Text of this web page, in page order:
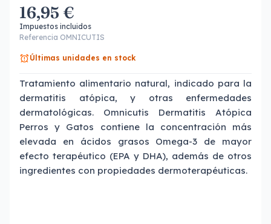
16,95 €
Impuestos incluidos
Referencia OMNICUTIS
Últimas unidades en stock
Tratamiento alimentario natural, indicado para la
dermatitis atópica, y otras enfermedades
dermatológicas. Omnicutis Dermatitis Atópica
Perros y Gatos contiene la concentración más
elevada en ácidos grasos Omega-3 de mayor
efecto terapéutico (EPA y DHA), además de otros
ingredientes con propiedades dermoterapéuticas.